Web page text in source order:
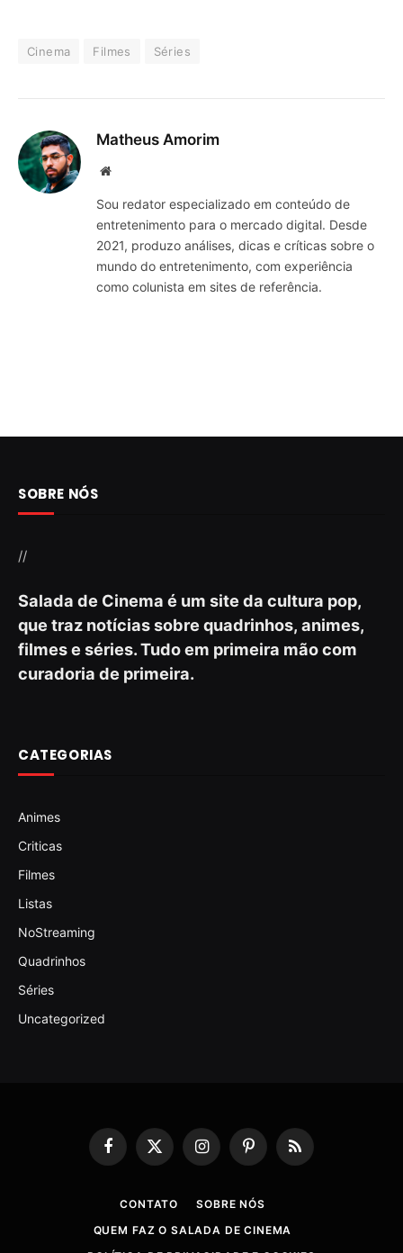
Cinema Filmes Séries
Matheus Amorim
Website
Sou redator especializado em conteúdo de
entretenimento para o mercado digital. Desde
2021, produzo análises, dicas e críticas sobre o
mundo do entretenimento, com experiência
como colunista em sites de referência.
SOBRE NÓS
//
Salada de Cinema é um site da cultura pop,
que traz notícias sobre quadrinhos, animes,
filmes e séries. Tudo em primeira mão com
curadoria de primeira.
CATEGORIAS
Animes
Criticas
Filmes
Listas
NoStreaming
Quadrinhos
Séries
Uncategorized
Facebook
X
InstagramPinterestRSS
CONTATO
SOBRE NÓS
QUEM FAZ O SALADA DE CINEMA